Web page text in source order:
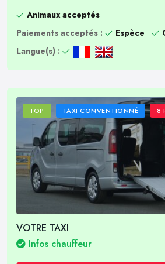
Animaux acceptés
Paiements acceptés :
Espèce
Langue(s) :
TOP TAXI CONVENTIONNÉ 8
VOTRE TAXI
Infos chauffeur